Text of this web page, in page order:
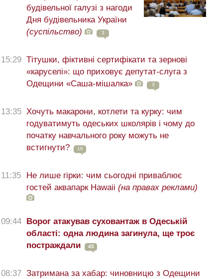
будівельної галузі з нагоди
Дня будівельника України
(суспільство)
3
15:29 Тітушки, фіктивні сертифікати та зернові
«каруселі»: що приховує депутат-слуга з
Одещини «Саша-мішалка»
3
13:35 Хочуть макарони, котлети та курку: чим
годуватимуть одеських школярів і чому до
початку навчального року можуть не
встигнути?
16
11:35
Не лише гірки: чим сьогодні приваблює
гостей аквапарк Hawaii (на правах реклами)
09:44
Ворог атакував суховантаж в Одеській
області: одна людина загинула, ще троє
постраждали
45
08:37 Затримана за хабар: чиновницю з Одещини